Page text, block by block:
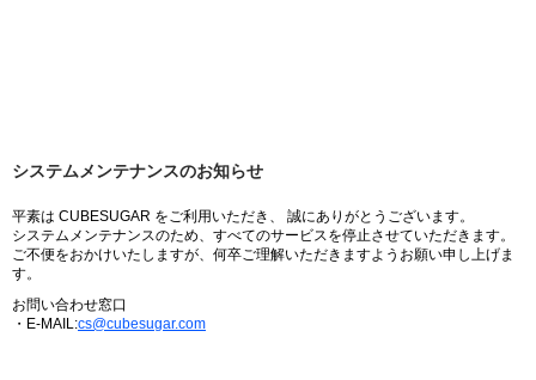
システムメンテナンスのお知らせ
平素は CUBESUGAR をご利用いただき、 誠にありがとうございます。
システムメンテナンスのため、すべてのサービスを停止させていただきます。
ご不便をおかけいたしますが、何卒ご理解いただきますようお願い申し上げま
す。
お問い合わせ窓口
・E-MAIL:cs@cubesugar.com